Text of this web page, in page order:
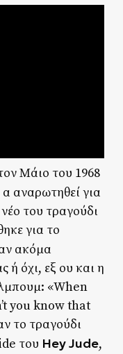
Μάιο του 1968
αναρωτηθεί για
του τραγούδι
για το
ακόμα
ή όχι, εξ ου και η
«When
you know that
το τραγούδι
του Hey Jude,